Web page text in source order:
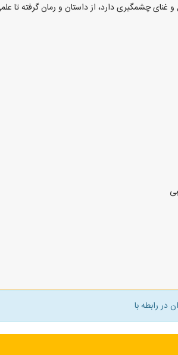
غنای چشمگیری دارد، از داستان و رمان گرفته تا
در رابطه با